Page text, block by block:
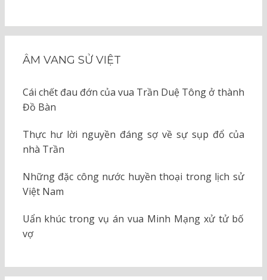
ÂM VANG SỬ VIỆT
Cái chết đau đớn của vua Trần Duệ Tông ở thành
Đồ Bàn
Thực hư lời nguyền đáng sợ về sự sụp đổ của
nhà Trần
Những đặc công nước huyền thoại trong lịch sử
Việt Nam
Uẩn khúc trong vụ án vua Minh Mạng xử tử bố
vợ